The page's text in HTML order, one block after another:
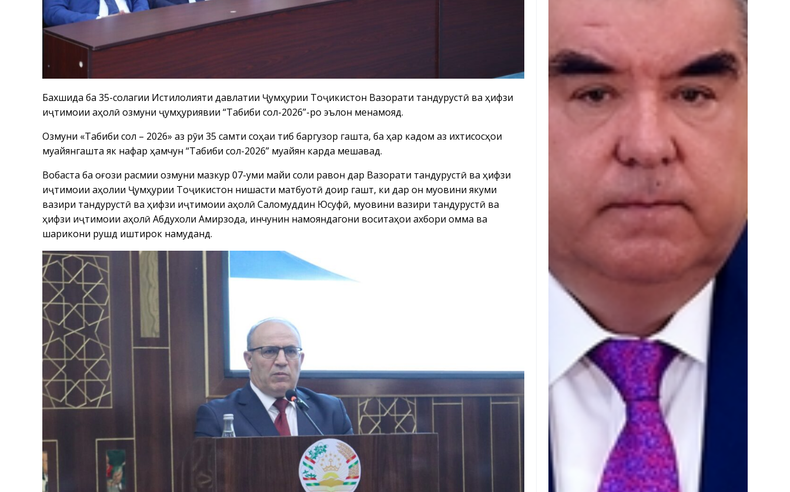
Бахшида ба 35-солагии Истиқлолияти давлатии Ҷумҳурии Тоҷикистон Вазорати тандурустӣ ва ҳифзи
иҷтимоии аҳолӣ озмуни ҷумҳуриявии “Табиби сол-2026”-ро эълон менамояд.
Озмуни «Табиби сол – 2026» аз рӯи 35 самти соҳаи тиб баргузор гашта, ба ҳар кадом аз ихтисосҳои
муайянгашта як нафар ҳамчун “Табиби сол-2026” муайян карда мешавад.
Вобаста ба оғози расмии озмуни мазкур 07-уми майи соли равон дар Вазорати тандурустӣ ва ҳифзи
иҷтимоии аҳолии Ҷумҳурии Тоҷикистон нишасти матбуотӣ доир гашт, ки дар он муовини якуми
вазири тандурустӣ ва ҳифзи иҷтимоии аҳолӣ Саломуддин Юсуфӣ, муовини вазири тандурустӣ ва
ҳифзи иҷтимоии аҳолӣ Абдухолиқ Амирзода, инчунин намояндагони воситаҳои ахбори омма ва
шарикони рушд иштирок намуданд.